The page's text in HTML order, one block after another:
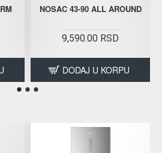
NOSAC 43-90 ALL AROUND
9,590.00 RSD
DODAJ U KORPU